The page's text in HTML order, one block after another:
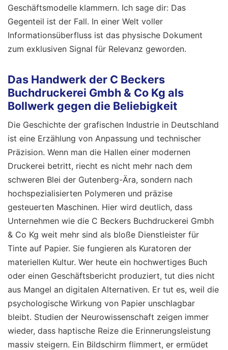
Geschäftsmodelle klammern. Ich sage dir: Das
Gegenteil ist der Fall. In einer Welt voller
Informationsüberfluss ist das physische Dokument
zum exklusiven Signal für Relevanz geworden.
Das Handwerk der C Beckers
Buchdruckerei Gmbh & Co Kg als
Bollwerk gegen die Beliebigkeit
Die Geschichte der grafischen Industrie in Deutschland
ist eine Erzählung von Anpassung und technischer
Präzision. Wenn man die Hallen einer modernen
Druckerei betritt, riecht es nicht mehr nach dem
schweren Blei der Gutenberg-Ära, sondern nach
hochspezialisierten Polymeren und präzise
gesteuerten Maschinen. Hier wird deutlich, dass
Unternehmen wie die C Beckers Buchdruckerei Gmbh
& Co Kg weit mehr sind als bloße Dienstleister für
Tinte auf Papier. Sie fungieren als Kuratoren der
materiellen Kultur. Wer heute ein hochwertiges Buch
oder einen Geschäftsbericht produziert, tut dies nicht
aus Mangel an digitalen Alternativen. Er tut es, weil die
psychologische Wirkung von Papier unschlagbar
bleibt. Studien der Neurowissenschaft zeigen immer
wieder, dass haptische Reize die Erinnerungsleistung
massiv steigern. Ein Bildschirm flimmert, er ermüdet